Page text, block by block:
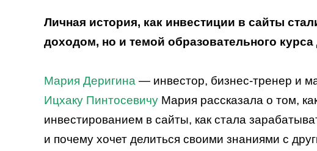
Личная история, как инвестиции в сайты
доходом, но и темой образовательного курса
Мария Деригина — инвестор, бизнес-тренер и
Ицхаку Пинтосевичу Мария рассказала о том,
инвестированием в сайты, как стала
и почему хочет делиться своими знаниями с